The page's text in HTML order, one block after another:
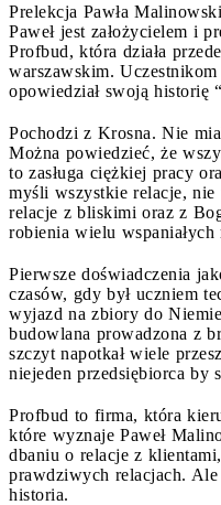
Prelekcja Pawła
Paweł jest założycielem i
Profbud, która działa
warszawskim.
opowiedział swoją historię
Pochodzi z Krosna. Nie
Można powiedzieć, że
to zasługa ciężkiej pracy
myśli wszystkie relacje,
relacje z bliskimi oraz z
robienia wielu wspaniałych
Pierwsze doświadczenia
czasów, gdy był uczniem
wyjazd na zbiory do
budowlana prowadzona z
szczyt napotkał wiele
niejeden przedsiębiorca by
Profbud to firma, która
które wyznaje Paweł
dbaniu o relacje z
prawdziwych relacjach. Ale
historia.